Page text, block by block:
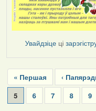
Увайдзіце ці
Pagination
First
page
« Першая
Previous
page
‹
Current
page
5 Page
6 Page
7 Page
8 9